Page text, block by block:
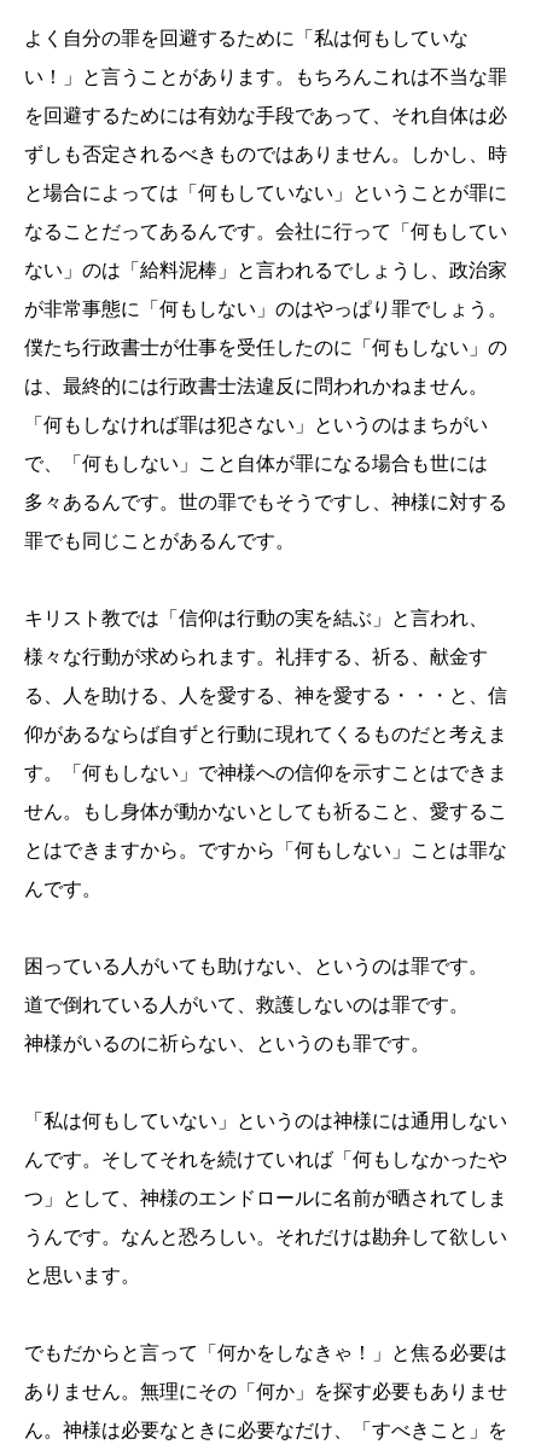
よく自分の罪を回避するために「私は何もしていな
い！」と言うことがあります。もちろんこれは不当な罪
を回避するためには有効な手段であって、それ自体は必
ずしも否定されるべきものではありません。しかし、時
と場合によっては「何もしていない」ということが罪に
なることだってあるんです。会社に行って「何もしてい
ない」のは「給料泥棒」と言われるでしょうし、政治家
が非常事態に「何もしない」のはやっぱり罪でしょう。
僕たち行政書士が仕事を受任したのに「何もしない」の
は、最終的には行政書士法違反に問われかねません。
「何もしなければ罪は犯さない」というのはまちがい
で、「何もしない」こと自体が罪になる場合も世には
多々あるんです。世の罪でもそうですし、神様に対する
罪でも同じことがあるんです。
キリスト教では「信仰は行動の実を結ぶ」と言われ、
様々な行動が求められます。礼拝する、祈る、献金す
る、人を助ける、人を愛する、神を愛する・・・と、信
仰があるならば自ずと行動に現れてくるものだと考えま
す。「何もしない」で神様への信仰を示すことはできま
せん。もし身体が動かないとしても祈ること、愛するこ
とはできますから。ですから「何もしない」ことは罪な
んです。
困っている人がいても助けない、というのは罪です。
道で倒れている人がいて、救護しないのは罪です。
神様がいるのに祈らない、というのも罪です。
「私は何もしていない」というのは神様には通用しない
んです。そしてそれを続けていれば「何もしなかったや
つ」として、神様のエンドロールに名前が晒されてしま
うんです。なんと恐ろしい。それだけは勘弁して欲しい
と思います。
でもだからと言って「何かをしなきゃ！」と焦る必要は
ありません。無理にその「何か」を探す必要もありませ
ん。神様は必要なときに必要なだけ、「すべきこと」を